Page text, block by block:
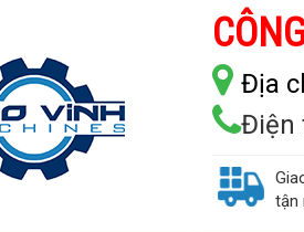
Địa
Điện
tận